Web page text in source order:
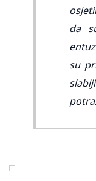
da
su